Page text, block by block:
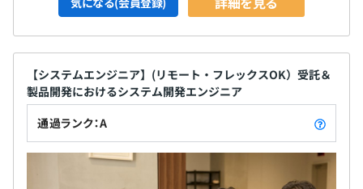
【システムエンジニア】(リモート・フレックスOK）受託＆
製品開発におけるシステム開発エンジニア
通過ランク：A